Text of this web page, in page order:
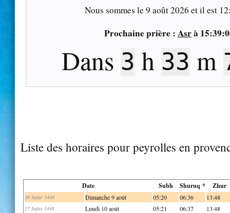
Nous sommes le9 août 2026 et il est
Prochaine prière : Asrà
Dans 3 h 33 m
Liste des horaires pour peyrolles en
Date Subh Shuruq * Zhur
26 Safar 1448 Dimanche 9 août 05:20 06:36 13:48
27 Safar 1448 Lundi 10 août 05:21 06:37 13:48